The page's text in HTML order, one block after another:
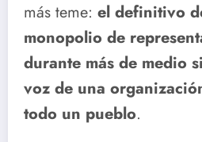
más teme: el definitivo
monopolio de
durante más de medio
voz de una
todo un pueblo.